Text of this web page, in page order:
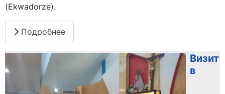
(Ekwadorze).
Подробнее
Визит
в